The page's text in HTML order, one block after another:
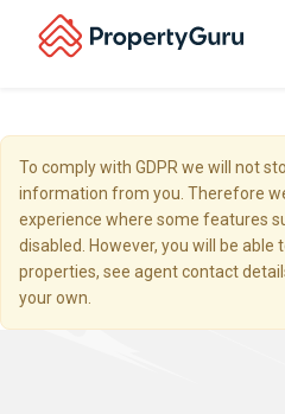
To comply with GDPR we will not
information from you. Therefore
experience where some features
disabled. However, you will be able
properties, see agent contact
your own.